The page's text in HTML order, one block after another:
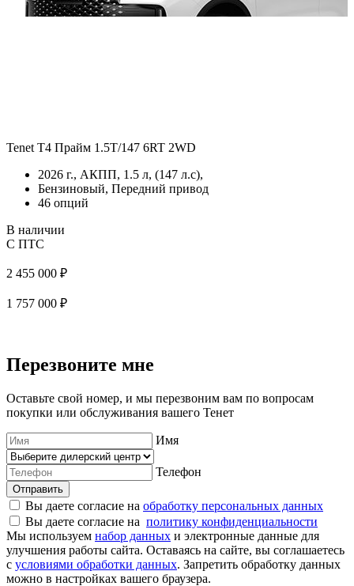
Tenet T4 Прайм 1.5T/147 6RT 2WD
2026 г., АКПП, 1.5 л, (147 л.с),
Бензиновый, Передний привод
46 опций
В наличии
С ПТС
2 455 000 ₽
1 757 000 ₽
Перезвоните мне
Оставьте свой номер, и мы перезвоним вам по вопросам
покупки или обслуживания вашего Тенет
Имя
Телефон
Отправить
Вы даете согласие на обработку персональных данных
Вы даете согласие на политику конфиденциальности
Мы используем набор данных и электронные данные для
улучшения работы сайта. Оставаясь на сайте, вы соглашаетесь
с условиями обработки данных. Запретить обработку данных
можно в настройках вашего браузера.